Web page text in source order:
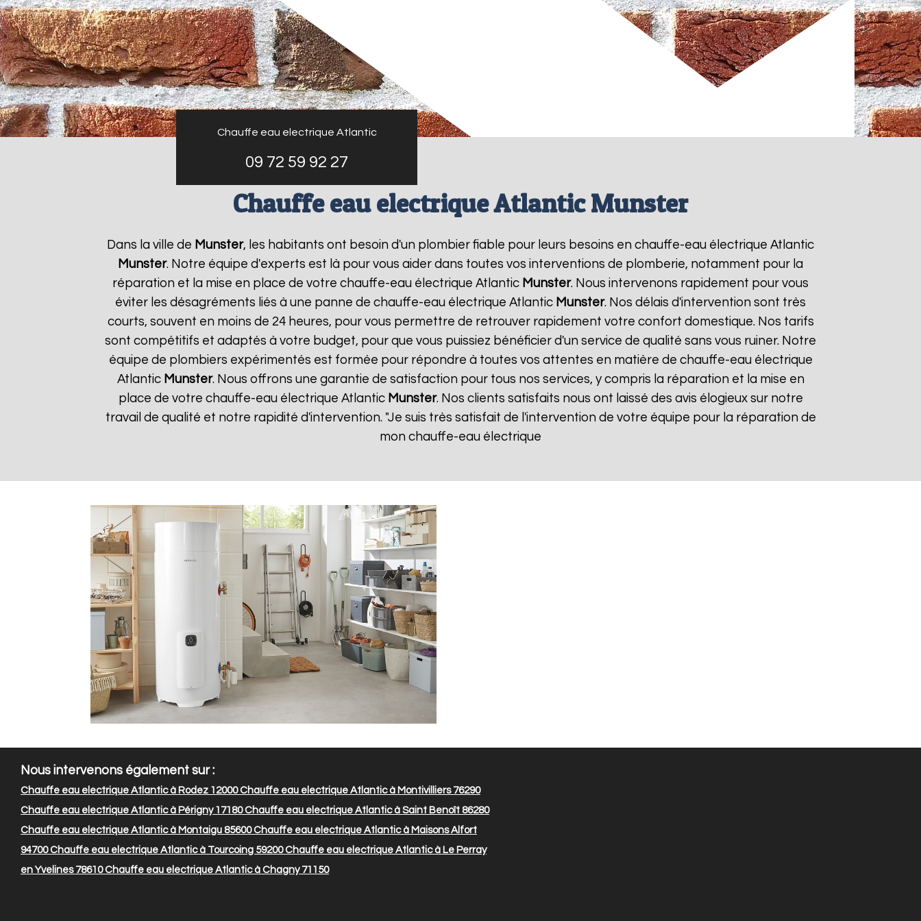
Chauffe eau electrique Atlantic
09 72 59 92 27
Chauffe eau electrique Atlantic Munster
Dans la ville de Munster, les habitants ont besoin d'un plombier fiable pour leurs besoins en chauffe-eau électrique Atlantic
Munster. Notre équipe d'experts est là pour vous aider dans toutes vos interventions de plomberie, notamment pour la
réparation et la mise en place de votre chauffe-eau électrique Atlantic Munster. Nous intervenons rapidement pour vous
éviter les désagréments liés à une panne de chauffe-eau électrique Atlantic Munster. Nos délais d'intervention sont très
courts, souvent en moins de 24 heures, pour vous permettre de retrouver rapidement votre confort domestique. Nos tarifs
sont compétitifs et adaptés à votre budget, pour que vous puissiez bénéficier d'un service de qualité sans vous ruiner. Notre
équipe de plombiers expérimentés est formée pour répondre à toutes vos attentes en matière de chauffe-eau électrique
Atlantic Munster. Nous offrons une garantie de satisfaction pour tous nos services, y compris la réparation et la mise en
place de votre chauffe-eau électrique Atlantic Munster. Nos clients satisfaits nous ont laissé des avis élogieux sur notre
travail de qualité et notre rapidité d'intervention. "Je suis très satisfait de l'intervention de votre équipe pour la réparation de
mon chauffe-eau électrique
Nous intervenons également sur :
Chauffe eau electrique Atlantic à Rodez 12000Chauffe eau electrique Atlantic à Montivilliers 76290
Chauffe eau electrique Atlantic à Périgny 17180Chauffe eau electrique Atlantic à Saint Benoît 86280
Chauffe eau electrique Atlantic à Montaigu 85600Chauffe eau electrique Atlantic à Maisons Alfort
94700Chauffe eau electrique Atlantic à Tourcoing 59200Chauffe eau electrique Atlantic à Le Perray
en Yvelines 78610Chauffe eau electrique Atlantic à Chagny 71150